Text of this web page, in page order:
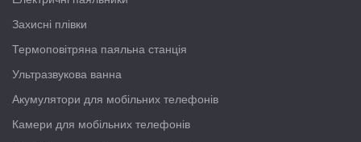
Захисні плівки
Термоповітряна паяльна станція
Ультразвукова ванна
Акумулятори для мобільних телефонів
Камери для мобільних телефонів